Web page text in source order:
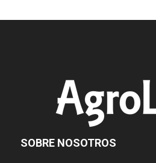
SOBRE NOSOTROS